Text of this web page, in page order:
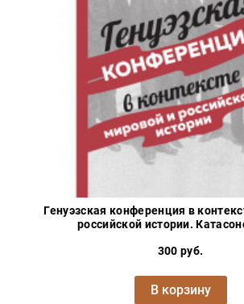
Генуэзская конференция в
российской истории.
300 руб.
В корзину